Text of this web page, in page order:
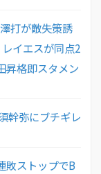
打が敵失策誘
イエスが同点2
昇格即スタメン
幹弥にブチギレ
敗ストップでB